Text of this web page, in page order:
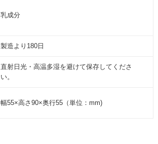
乳成分
製造より180日
直射日光・高温多湿を避けて保存してくださ
い。
幅55×高さ90×奥行55（単位：mm)